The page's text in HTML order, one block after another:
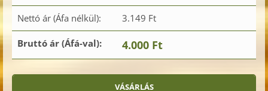
Nettó ár (Áfa nélkül): 3.149 Ft
Bruttó ár (Áfá-val): 4.000 Ft